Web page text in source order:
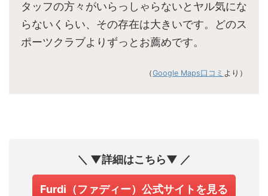
タッフの方々がいらっしゃらないとヤル気にな
らないくらい、その存在は大きいです。どのス
ポーツクラブよりずっとお薦めです。
（Google Maps口コミ より）
＼ ▼詳細はこちら▼ ／
Furdi（ファディー）公式サイトを見る